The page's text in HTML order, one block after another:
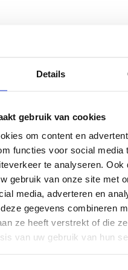
Details
gebruik van cookies
om content en
functies voor social media
te analyseren. Ook
gebruik van onze site met
media, adverteren en
gegevens combineren
ze heeft verstrekt of die
van uw gebruik van hun